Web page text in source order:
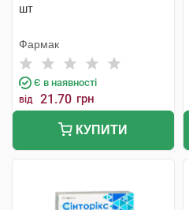
шт
Фармак
Є в наявності
від 21.70 грн
КУПИТИ